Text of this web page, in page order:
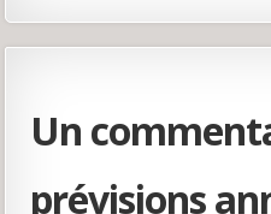
Un
prévisions